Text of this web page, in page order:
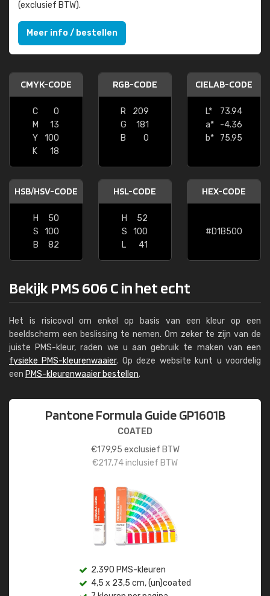
(exclusief BTW).
Meer info / bestellen
CMYK-CODE
C
0
M
13
Y
100
K
18
RGB-CODE
R
209
G
181
B
0
CIELAB-CODE
L*
73.94
a*
-4.36
b*
75.95
HSB/HSV-CODE
H
50
S
100
B
82
HSL-CODE
H
52
S
100
L
41
HEX-CODE
#D1B500
Bekijk PMS 606 C in het echt
Het is risicovol om enkel op basis van een kleur op een
beeldscherm een beslissing te nemen. Om zeker te zijn van de
juiste PMS-kleur, raden we u aan gebruik te maken van een
fysieke PMS-kleurenwaaier. Op deze website kunt u voordelig
een PMS-kleurenwaaier bestellen.
Pantone Formula Guide GP1601B
COATED
€179,95 exclusief BTW
€217,74inclusief BTW
2.390 PMS-kleuren
4,5 x 23,5 cm, (un)coated